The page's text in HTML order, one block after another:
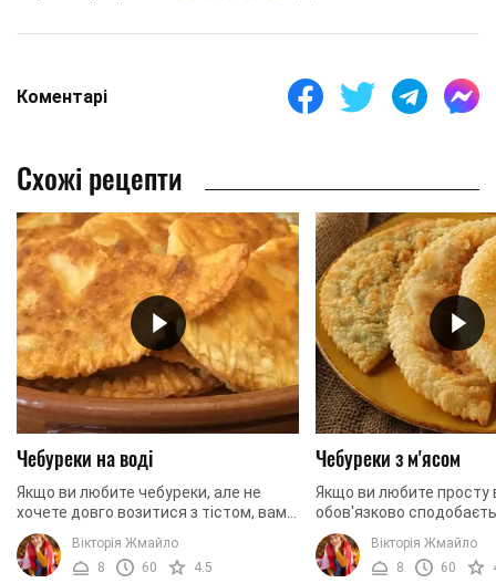
Коментарі
Схожі рецепти
Чебуреки на воді
Якщо ви любите чебуреки, але не
хочете довго возитися з тістом, вам
обов'язково сподобається цей
рецепт. Ми пропонуємо вашій увазі
рецепт чебуреків ...
Вікторія Жмайло
8
60 4.5
Чебуреки з м'ясом
Якщо ви любите просту
обов'язково
рецепт. Ми пропонуємо
домашні чебуреки.
рецепта в ...
Вікторія Жмайло
8
60